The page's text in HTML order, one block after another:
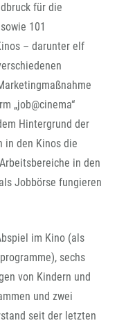
für die
101
– darunter elf
„job@cinema“
Hintergrund der
in den Kinos die
in den
Jobbörse fungieren
im Kino (als
sechs
von Kindern und
und zwei
seit der letzten